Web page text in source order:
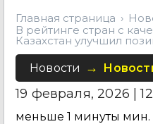
Главная страница
В рейтинге стран с
Казахстан улучшил
Новости
19 февраля, 2026 |
меньше 1 минуты мин.